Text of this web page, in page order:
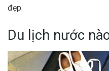
đẹp.
Du lịch nước